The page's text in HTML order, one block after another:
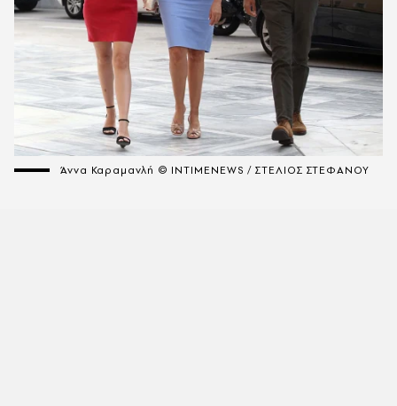
Άννα Καραμανλή © INTIMENEWS / ΣΤΕΛΙΟΣ ΣΤΕΦΑΝΟΥ